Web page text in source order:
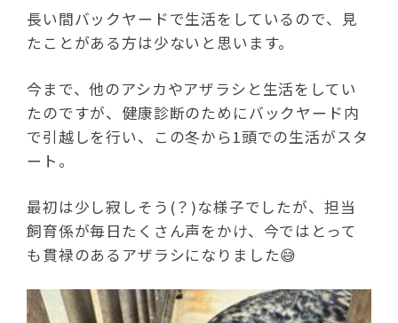
長い間バックヤードで生活をしているので、見
たことがある方は少ないと思います。
今まで、他のアシカやアザラシと生活をしてい
たのですが、健康診断のためにバックヤード内
で引越しを行い、この冬から1頭での生活がスタ
ート。
最初は少し寂しそう(？)な様子でしたが、担当
飼育係が毎日たくさん声をかけ、今ではとって
も貫禄のあるアザラシになりました😅